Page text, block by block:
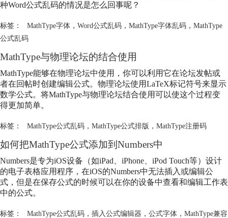
种Word公式乱码的情况是怎么回事呢？
标签： MathType字体， Word公式乱码， MathType字体乱码， MathType
公式乱码
MathType与物理论坛的结合使用
MathType能够在物理论坛中使用，你可以利用它在论坛发帖或
者在回帖时创建编辑公式。物理论坛使用LaTeX标记符号来显示
数学公式。将MathType与物理论坛结合使用可以使这个过程变
得更加简单。
标签： MathType公式乱码， MathType公式排版 ， MathType注册码
如何把MathType公式添加到Numbers中
Numbers是专为iOS设备（如iPad、iPhone、iPod Touch等）设计
的电子表格应用程序，在iOS的Numbers中无法插入或编辑公
式，但是在保存公式的时候可以在你的设备中查看和编辑工作表
中的公式。
标签： MathType公式乱码， 插入公式编辑器 ， 公式字体， MathType兼容